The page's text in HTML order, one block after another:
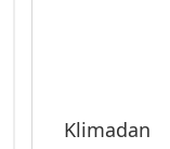
Klimadan